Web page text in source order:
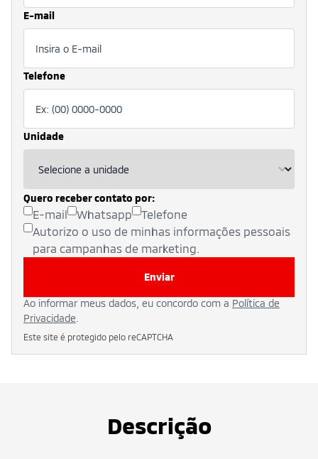
E-mail
Telefone
Unidade
Quero receber contato por:
E-mail Whatsapp
Telefone
Autorizo o uso de minhas informações pessoais
para campanhas de marketing.
Enviar
Ao informar meus dados, eu concordo com a Política de
Privacidade
Este site é protegido pelo reCAPTCHA
Descrição